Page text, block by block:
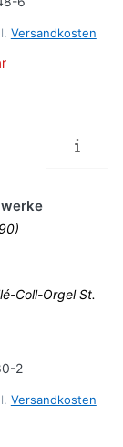
Versandkosten
Coll-Orgel St.
2
Versandkosten